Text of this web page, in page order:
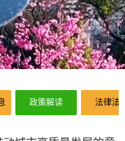
政策解读 法律法